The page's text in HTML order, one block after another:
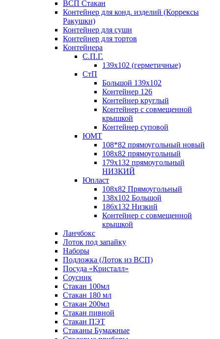
ВСП Стакан
Контейнер для конд. изделий (Коррексы
Ракушки)
Контейнер для суши
Контейнер для тортов
Контейнера
С.П.Г.
139х102 (герметичные)
СтП
Большой 139х102
Контейнер 126
Контейнер круглый
Контейнер с совмещенной
крышкой
Контейнер суповой
ЮМТ
108*82 прямоугольный новый
108х82 прямоугольный
179х132 прямоугольный
НИЗКИЙ
Юпласт
108х82 Прямоугольный
138х102 Большой
186х132 Низкий
Контейнер с совмещенной
крышкой
Ланчбокс
Лоток под запайку
Наборы
Подложка (Лоток из ВСП)
Посуда «Кристалл»
Соусник
Стакан 100мл
Стакан 180 мл
Стакан 200мл
Стакан пивной
Стакан ПЭТ
Стаканы Бумажные